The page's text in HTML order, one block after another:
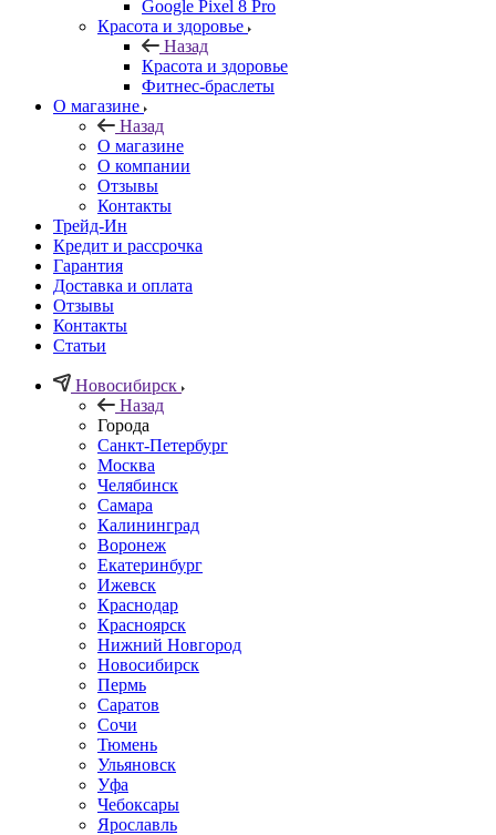
Google Pixel 8 Pro
Красота и здоровье
Назад
Красота и здоровье
Фитнес-браслеты
О магазине
Назад
О магазине
О компании
Отзывы
Контакты
Трейд-Ин
Кредит и рассрочка
Гарантия
Доставка и оплата
Отзывы
Контакты
Статьи
Новосибирск
Назад
Города
Санкт-Петербург
Москва
Челябинск
Самара
Калининград
Воронеж
Екатеринбург
Ижевск
Краснодар
Красноярск
Нижний Новгород
Новосибирск
Пермь
Саратов
Сочи
Тюмень
Ульяновск
Уфа
Чебоксары
Ярославль